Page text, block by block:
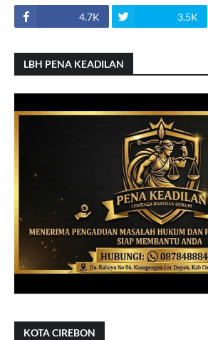
4.7K 3.5K
LBH PENA KEADILAN
KOTA CIREBON